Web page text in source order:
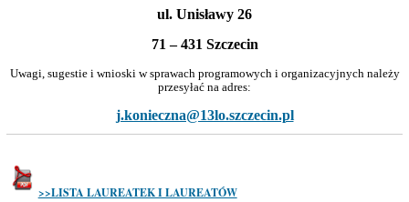
ul. Unisławy 26
71 – 431 Szczecin
Uwagi, sugestie i wnioski w sprawach programowych i organizacyjnych należy
przesyłać na adres:
j.konieczna@13lo.szczecin.pl
>>LISTA LAUREATEK I LAUREATÓW